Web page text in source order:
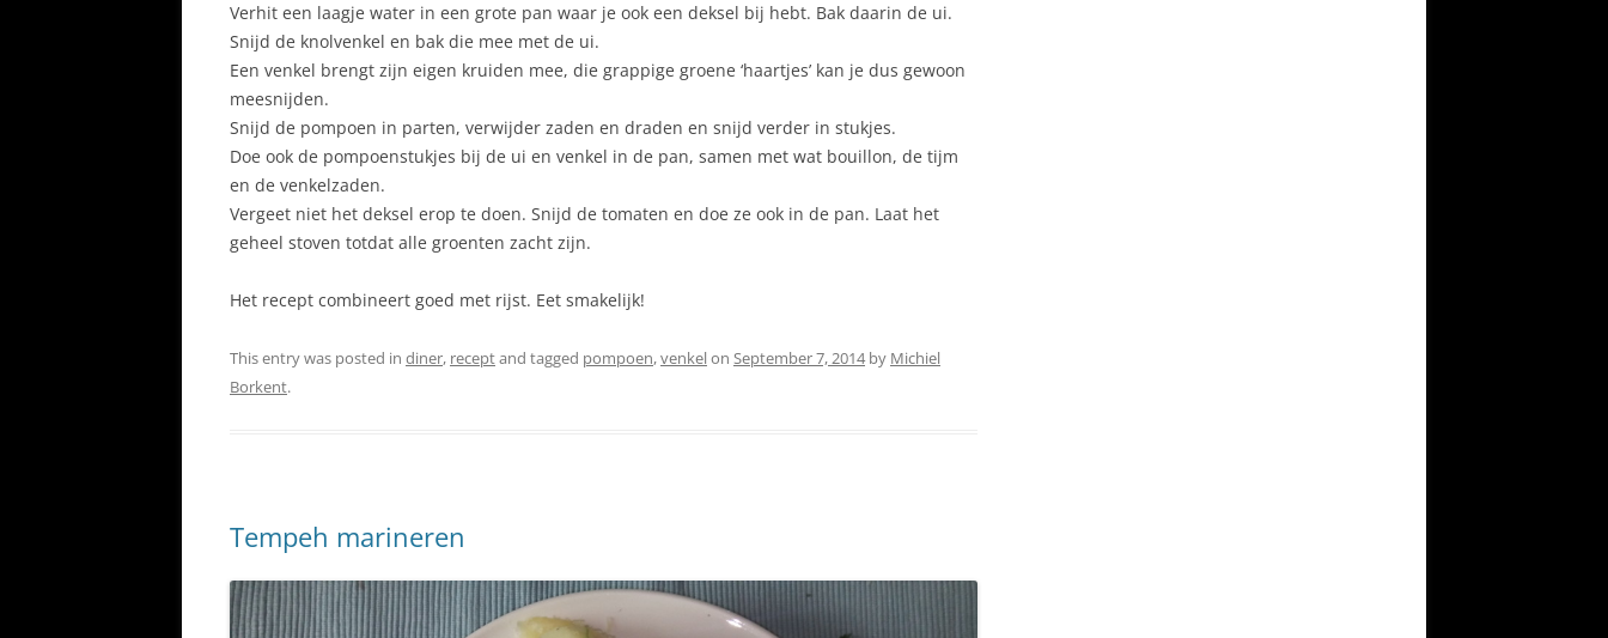
Verhit een laagje water in een grote pan waar je ook een deksel bij hebt. Bak daarin de ui.
Snijd de knolvenkel en bak die mee met de ui.
Een venkel brengt zijn eigen kruiden mee, die grappige groene ‘haartjes’ kan je dus gewoon
meesnijden.
Snijd de pompoen in parten, verwijder zaden en draden en snijd verder in stukjes.
Doe ook de pompoenstukjes bij de ui en venkel in de pan, samen met wat bouillon, de tijm
en de venkelzaden.
Vergeet niet het deksel erop te doen. Snijd de tomaten en doe ze ook in de pan. Laat het
geheel stoven totdat alle groenten zacht zijn.
Het recept combineert goed met rijst. Eet smakelijk!
This entry was posted in diner, receptand tagged pompoen,venkelon September 7, 2014by Michiel
Borkent.
Tempeh marineren